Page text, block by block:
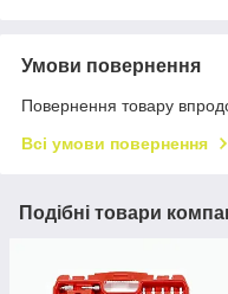
Умови повернення
Повернення товару
Всі умови повернення
Подібні товари